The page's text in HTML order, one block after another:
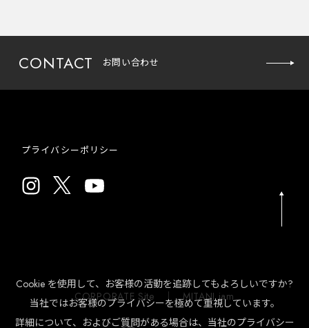
合わせ
CONTACT お問い合わせ
プライバシーポリシー
CORPORATE Site MITANI jam
Cookie を使用して、お客様の活動を追跡してもよろしいですか?
当社ではお客様のプライバシーを極めて重視しています。
詳細について、およびご質問がある場合は、当社のプライバシー